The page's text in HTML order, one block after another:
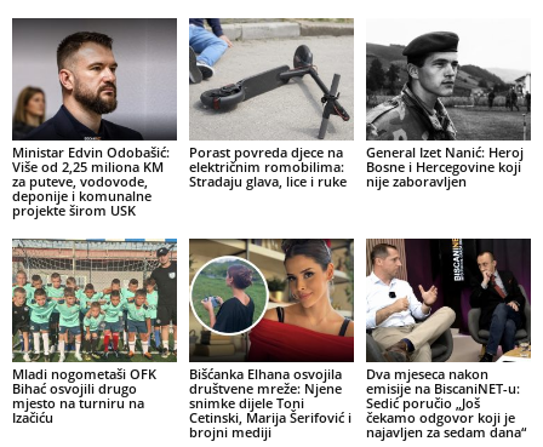
Ministar Edvin Odobašić:
Više od 2,25 miliona KM
za puteve, vodovode,
deponije i komunalne
projekte širom USK
Porast povreda djece na
električnim romobilima:
Stradaju glava, lice i ruke
General Izet Nanić: Heroj
Bosne i Hercegovine koji
nije zaboravljen
Mladi nogometaši OFK
Bihać osvojili drugo
mjesto na turniru na
Izačiću
Bišćanka Elhana osvojila
društvene mreže: Njene
snimke dijele Toni
Cetinski, Marija Šerifović i
brojni mediji
Dva mjeseca nakon
emisije na BiscaniNET-u:
Sedić poručio „Još
čekamo odgovor koji je
najavljen za sedam dana“